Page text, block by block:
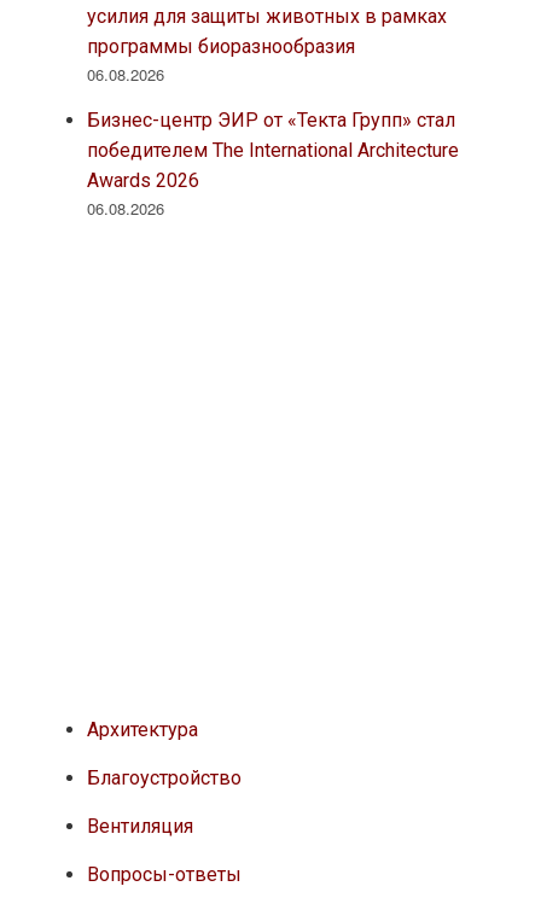
усилия для защиты животных в рамках
программы биоразнообразия
06.08.2026
Бизнес-центр ЭИР от «Текта Групп» стал
победителем The International Architecture
Awards 2026
06.08.2026
Архитектура
Благоустройство
Вентиляция
Вопросы-ответы